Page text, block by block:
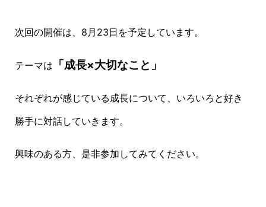
次回の開催は、 8月 23日を予定しています。
テーマは 「成長×大切なこと」
それぞれが感じている成長について、いろいろと好き
勝手に対話していきます。
興味のある方、是非参加してみてください。